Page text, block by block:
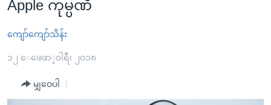
Link
များ
ပင်မ
ကမ္ဘာ့သတင်းများ
နိုင်ငံတကာ
အစ္စရေး-ပါလက်စတိုင်း
ဗွီဒီယို
သတင်းလွတ်လပ်ခွင့်
အင်္ဂလိပ်စာလေ့လာမယ်
Apple ကုမ္ပဏီ
ကျော်ကျော်သိန်း
၁၂ ေဖေဖာ္၀ါရီ၊ ၂၀၁၈
မျှဝေပါ